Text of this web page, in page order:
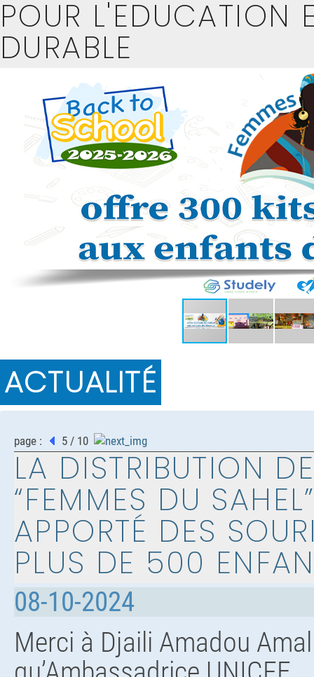
POUR L'EDUCATION
DURABLE
ACTUALITÉ
page : 5 / 10
LA DISTRIBUTION
“FEMMES DU
APPORTÉ DES
PLUS DE 500
08-10-2024
Merci à Djaili Amadou